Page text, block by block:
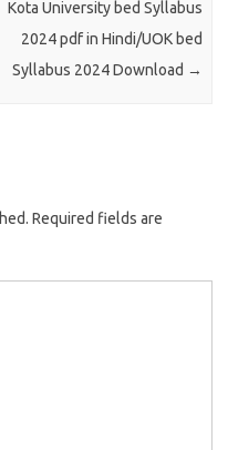
Kota University bed Syllabus
2024 pdf in Hindi/UOK bed
Syllabus 2024 Download →
Required fields are